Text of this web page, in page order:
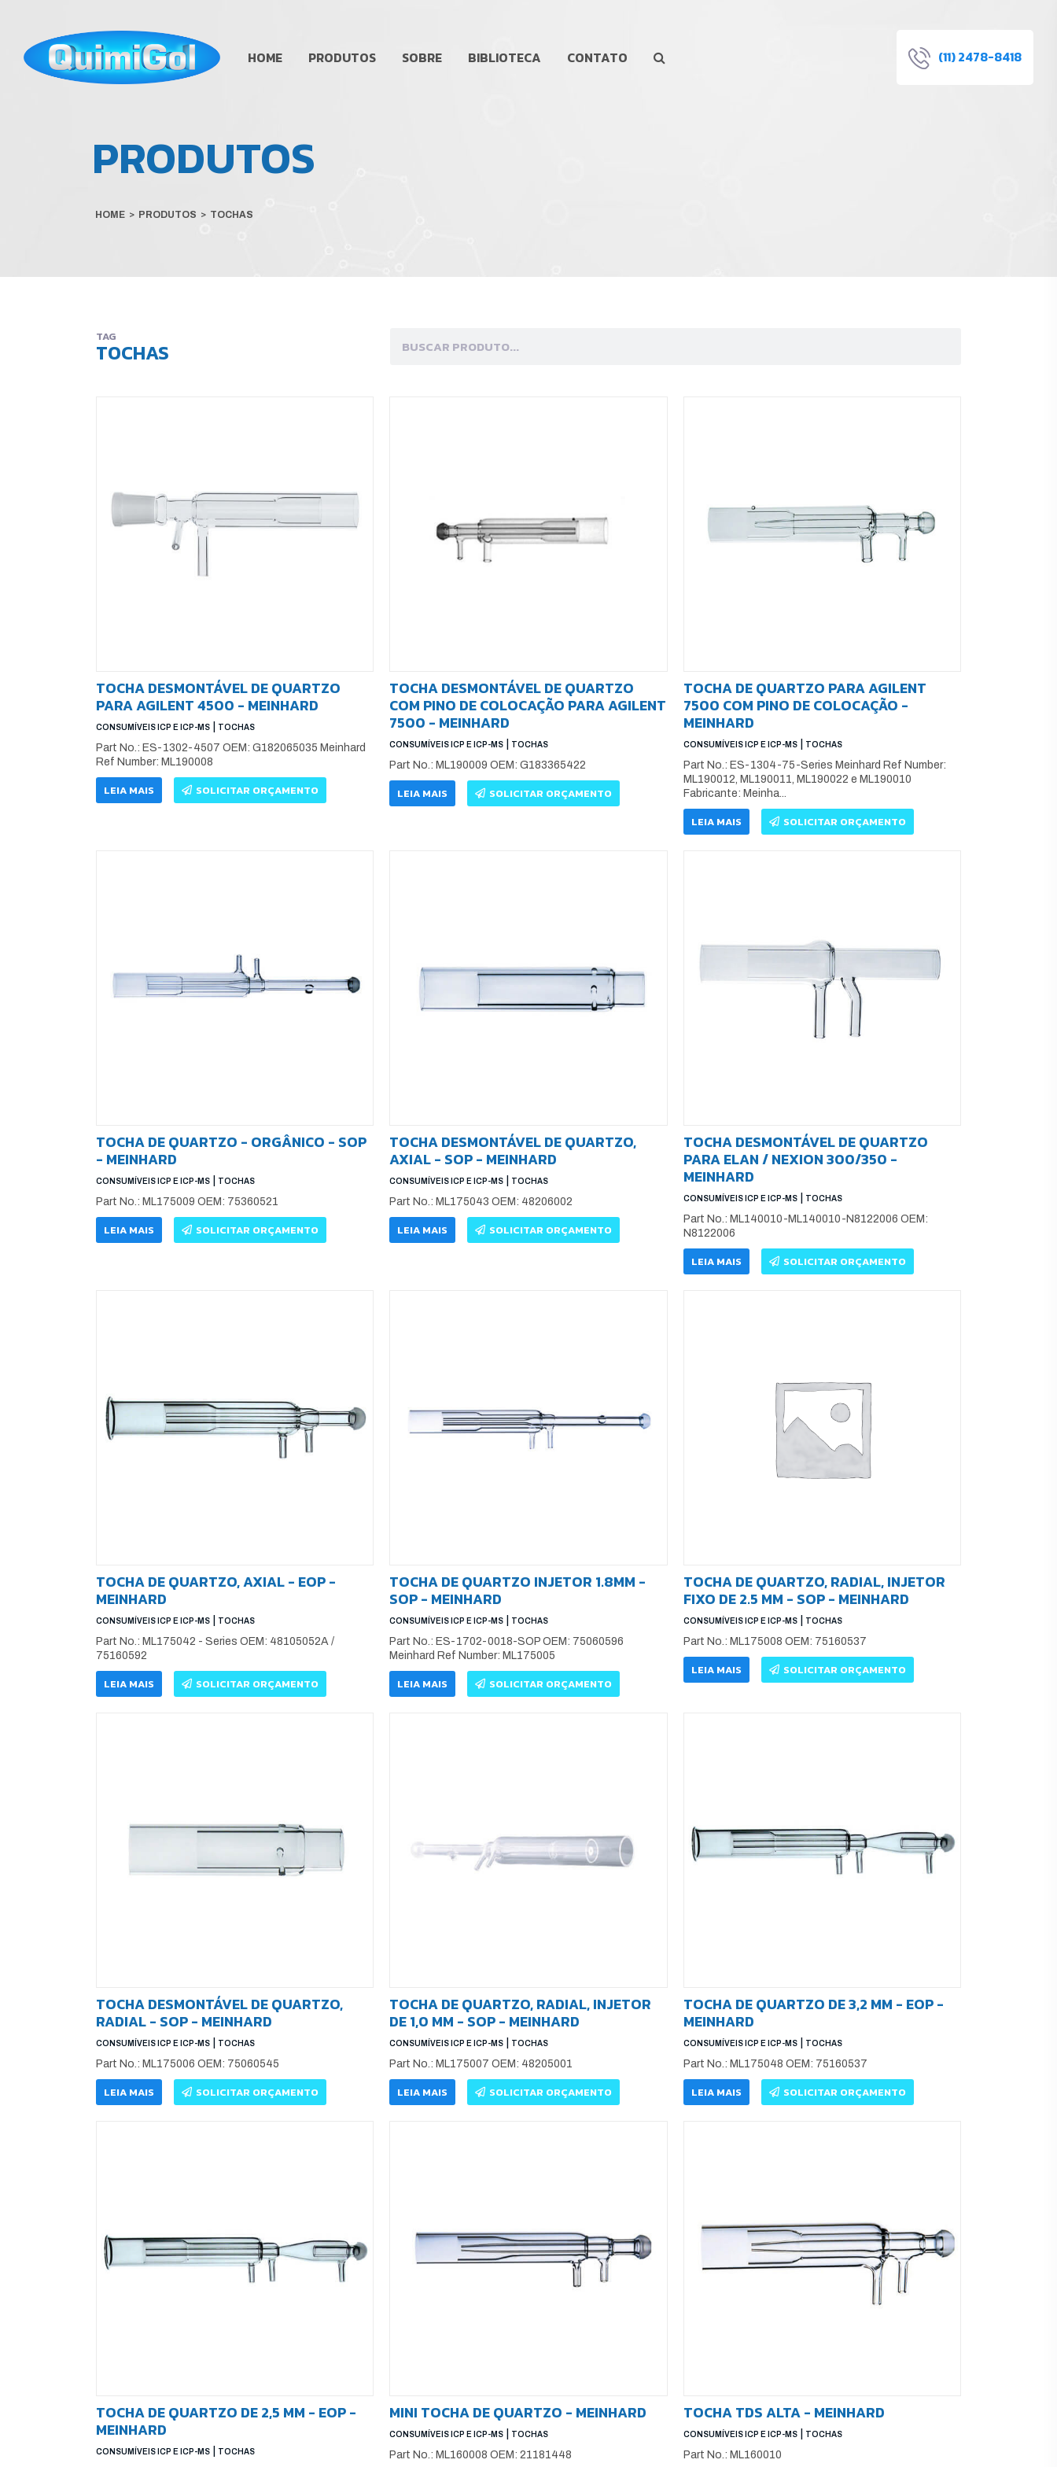
HOME PRODUTOS SOBRE BIBLIOTECA CONTATO (11) 2478-8418
PRODUTOS
HOME > PRODUTOS > TOCHAS
TAG
TOCHAS
TOCHA DESMONTÁVEL DE QUARTZO
PARA AGILENT 4500 - MEINHARD
CONSUMÍVEIS ICP E ICP-MS TOCHAS
Part No.: ES-1302-4507 OEM: G182065035 Meinhard
Ref Number: ML190008
LEIA MAIS SOLICITAR ORÇAMENTO
TOCHA DESMONTÁVEL DE QUARTZO
COM PINO DE COLOCAÇÃO PARA AGILENT
7500 - MEINHARD
CONSUMÍVEIS ICP E ICP-MS TOCHAS
Part No.: ML190009 OEM: G183365422
LEIA MAIS SOLICITAR ORÇAMENTO
TOCHA DE QUARTZO PARA AGILENT
7500 COM PINO DE COLOCAÇÃO -
MEINHARD
CONSUMÍVEIS ICP E ICP-MS| TOCHAS
Part No.: ES-1304-75-Series Meinhard Ref Number:
ML190012, ML190011, ML190022 e ML190010
Fabricante: Meinha...
LEIA MAIS SOLICITAR ORÇAMENTO
TOCHA DE QUARTZO - ORGÂNICO - SOP
- MEINHARD
CONSUMÍVEIS ICP E ICP-MS TOCHAS
Part No.: ML175009 OEM: 75360521
LEIA MAIS SOLICITAR ORÇAMENTO
TOCHA DESMONTÁVEL DE QUARTZO,
AXIAL - SOP - MEINHARD
CONSUMÍVEIS ICP E ICP-MS TOCHAS
Part No.: ML175043 OEM: 48206002
LEIA MAIS SOLICITAR ORÇAMENTO
TOCHA DESMONTÁVEL DE QUARTZO
PARA ELAN / NEXION 300/350 -
MEINHARD
CONSUMÍVEIS ICP E ICP-MS| TOCHAS
Part No.: ML140010-ML140010-N8122006 OEM:
N8122006
LEIA MAIS SOLICITAR ORÇAMENTO
TOCHA DE QUARTZO, AXIAL - EOP -
MEINHARD
CONSUMÍVEIS ICP E ICP-MS TOCHAS
Part No.: ML175042 - Series OEM: 48105052A /
75160592
LEIA MAIS SOLICITAR ORÇAMENTO
TOCHA DE QUARTZO INJETOR 1.8MM -
SOP - MEINHARD
CONSUMÍVEIS ICP E ICP-MS TOCHAS
Part No.: ES-1702-0018-SOP OEM: 75060596
Meinhard Ref Number: ML175005
LEIA MAIS SOLICITAR ORÇAMENTO
TOCHA DE QUARTZO, RADIAL, INJETOR
FIXO DE 2.5 MM - SOP - MEINHARD
CONSUMÍVEIS ICP E ICP-MS| TOCHAS
Part No.: ML175008 OEM: 75160537
LEIA MAIS SOLICITAR ORÇAMENTO
TOCHA DESMONTÁVEL DE QUARTZO,
RADIAL - SOP - MEINHARD
CONSUMÍVEIS ICP E ICP-MS TOCHAS
Part No.: ML175006 OEM: 75060545
LEIA MAIS SOLICITAR ORÇAMENTO
TOCHA DE QUARTZO, RADIAL, INJETOR
DE 1,0 MM - SOP - MEINHARD
CONSUMÍVEIS ICP E ICP-MS TOCHAS
Part No.: ML175007 OEM: 48205001
LEIA MAIS SOLICITAR ORÇAMENTO
TOCHA DE QUARTZO DE 3,2 MM - EOP -
MEINHARD
CONSUMÍVEIS ICP E ICP-MS| TOCHAS
Part No.: ML175048 OEM: 75160537
LEIA MAIS SOLICITAR ORÇAMENTO
TOCHA DE QUARTZO DE 2,5 MM - EOP -
MEINHARD
CONSUMÍVEIS ICP E ICP-MS TOCHAS
MINI TOCHA DE QUARTZO - MEINHARD
CONSUMÍVEIS ICP E ICP-MS TOCHAS
Part No.: ML160008 OEM: 21181448
TOCHA TDS ALTA - MEINHARD
CONSUMÍVEIS ICP E ICP-MS| TOCHAS
Part No.: ML160010